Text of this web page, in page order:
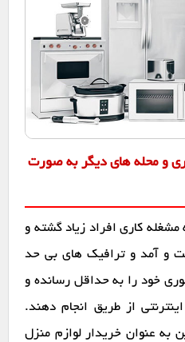
و محله های دیگر به صورت
مشغله کاری افراد زیاد گشته و
و آمد و ترافیک های بی حد
خود را به حداقل رسانده و
از طریق انجام دهند.
به عنوان خریدار لوازم منزل